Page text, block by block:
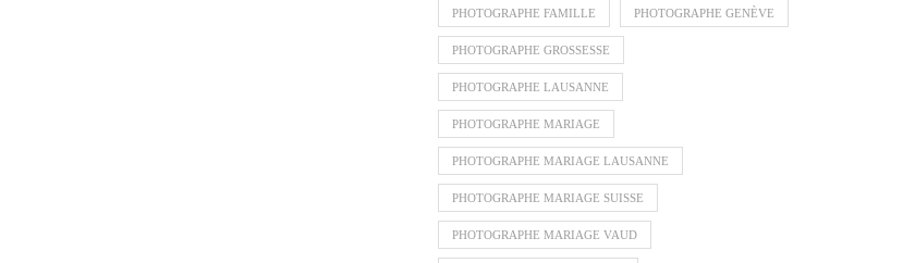
PHOTOGRAPHE FAMILLE PHOTOGRAPHE GENÈVE
PHOTOGRAPHE GROSSESSE
PHOTOGRAPHE LAUSANNE
PHOTOGRAPHE MARIAGE
PHOTOGRAPHE MARIAGE LAUSANNE
PHOTOGRAPHE MARIAGE SUISSE
PHOTOGRAPHE MARIAGE VAUD